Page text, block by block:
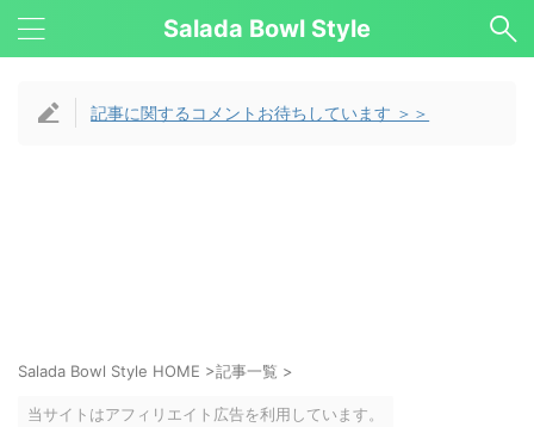
Salada Bowl Style
記事に関するコメントお待ちしています ＞＞
Salada Bowl Style HOME >記事一覧 >
当サイトはアフィリエイト広告を利用しています。